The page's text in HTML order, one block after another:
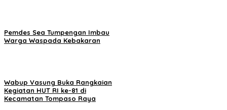
Pemdes Sea Tumpengan Imbau
Warga Waspada Kebakaran
Wabup Vasung Buka Rangkaian
Kegiatan HUT RI ke-81 di
Kecamatan Tompaso Raya